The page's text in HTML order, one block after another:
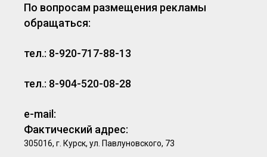
По вопросам размещения рекламы
обращаться:
тел.: 8-920-717-88-13
тел.: 8-904-520-08-28
e-mail:
Фактический адрес:
305016, г. Курск, ул. Павлуновского, 73